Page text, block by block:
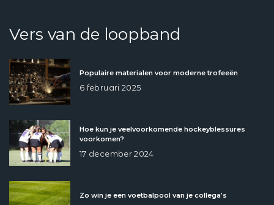
Vers van de loopband
Populaire materialen voor moderne trofeeën
6 februari 2025
Hoe kun je veelvoorkomende hockeyblessures
voorkomen?
17 december 2024
Zo win je een voetbalpool van je collega’s